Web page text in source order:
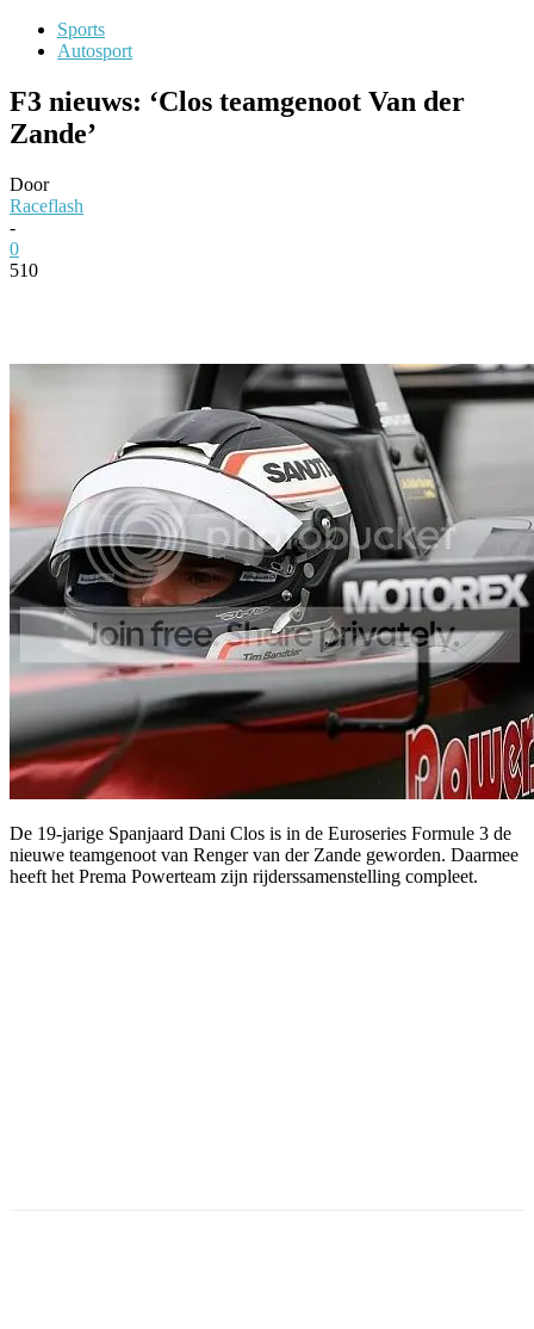
Sports
Autosport
F3 nieuws: ‘Clos teamgenoot Van der
Zande’
Door
Raceflash
-
0
510
De 19-jarige Spanjaard Dani Clos is in de Euroseries Formule 3 de
nieuwe teamgenoot van Renger van der Zande geworden. Daarmee
heeft het Prema Powerteam zijn rijderssamenstelling compleet.